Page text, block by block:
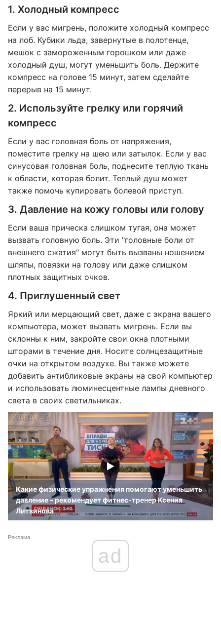
1. Холодный компресс
Если у вас мигрень, положите холодный компресс
на лоб. Кубики льда, завернутые в полотенце,
мешок с замороженным горошком или даже
холодный душ, могут уменьшить боль. Держите
компресс на голове 15 минут, затем сделайте
перерыв на 15 минут.
2. Используйте грелку или горячий
компресс
Если у вас головная боль от напряжения,
поместите грелку на шею или затылок. Если у вас
синусовая головная боль, поднесите теплую ткань
к области, которая болит. Теплый душ может
также помочь купировать болевой приступ.
3. Давление на кожу головы или голову
Если ваша прическа слишком тугая, она может
вызвать головную боль. Эти "головные боли от
внешнего сжатия" могут быть вызваны ношением
шляпы, повязки на голову или даже слишком
плотных защитных очков.
4. Приглушенный свет
Яркий или мерцающий свет, даже с экрана вашего
компьютера, может вызвать мигрень. Если вы
склонны к ним, закройте свои окна плотными
шторами в течение дня. Носите солнцезащитные
очки на открытом воздухе. Вы также можете
добавить антибликовые экраны на свой компьютер
и использовать люминесцентные лампы дневного
света в своих светильниках.
Какие физические упражнения помогают уменьшить
давление – рекомендует фитнес-тренер Ксения
Литвинова
Реклама
ad